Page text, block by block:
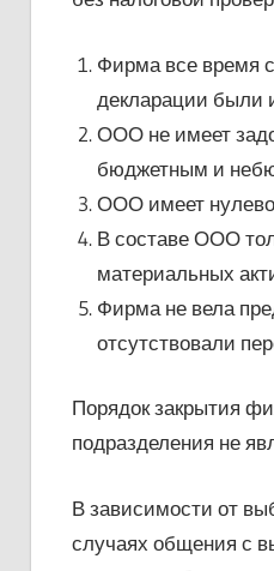
Фирма все время
декларации были
ООО не имеет
бюджетным и
ООО имеет
В составе ООО
материальных
Фирма не вела
отсутствовали
Порядок закрытия
подразделения не
В зависимости от
случаях общения с